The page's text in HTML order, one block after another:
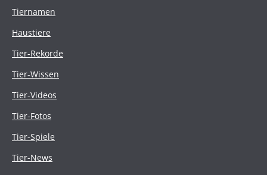
Tiernamen
Haustiere
Tier-Rekorde
Tier-Wissen
Tier-Videos
Tier-Fotos
Tier-Spiele
Tier-News